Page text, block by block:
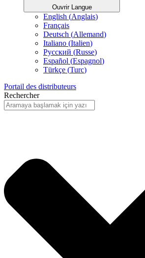
Ouvrir Langue
English (Anglais)
Français
Deutsch (Allemand)
Italiano (Italien)
Русский (Russe)
Español (Espagnol)
Türkçe (Turc)
Portail des distributeurs
Rechercher